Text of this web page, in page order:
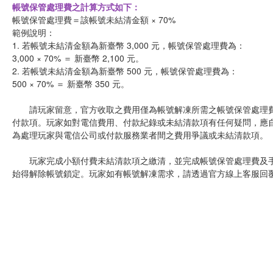
帳號保管處理費之計算方式如下：
帳號保管處理費＝該帳號未結清金額 × 70%
範例說明：
1. 若帳號未結清金額為新臺幣 3,000 元，帳號保管處理費為：
3,000 × 70% ＝ 新臺幣 2,100 元。
2. 若帳號未結清金額為新臺幣 500 元，帳號保管處理費為：
500 × 70% ＝ 新臺幣 350 元。
請玩家留意，官方收取之費用僅為帳號解凍所需之帳號保管處理
付款項。玩家如對電信費用、付款紀錄或未結清款項有任何疑問，
為處理玩家與電信公司或付款服務業者間之費用爭議或未結清款項。
玩家完成小額付費未結清款項之繳清，並完成帳號保管處理費及
始得解除帳號鎖定。玩家如有帳號解凍需求，請透過官方線上客服